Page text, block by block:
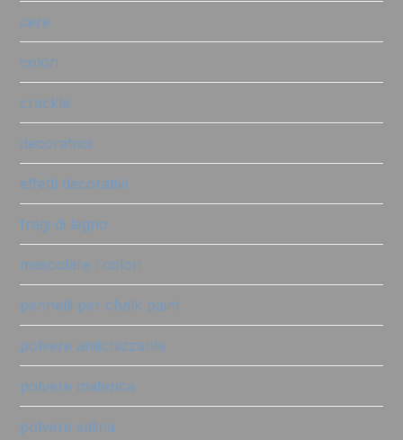
cere
colori
crackle
decoratrici
effetti decorativi
fregi di legno
mescolare i colori
pennelli per chalk paint
polvere antichizzante
polvere materica
polvere salina